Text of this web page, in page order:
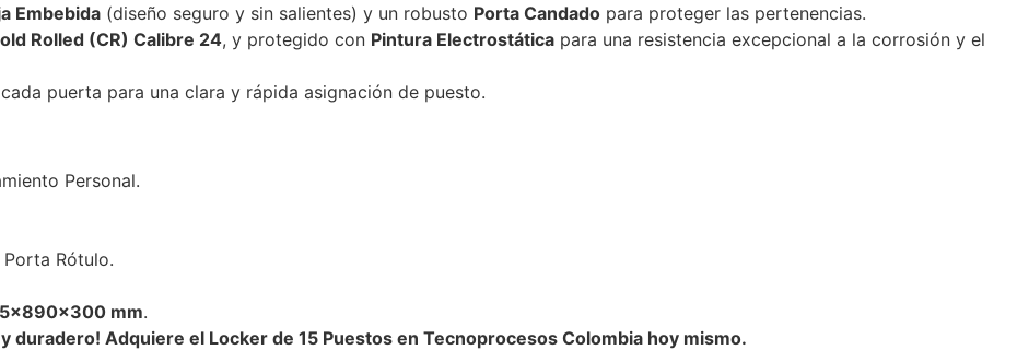
Embebida (diseño seguro y sin salientes) y un robusto Porta Candado para proteger las pertenencias.
Rolled (CR) Calibre 24, y protegido con Pintura Electrostática para una resistencia excepcional a la corrosión y el
puerta para una clara y rápida asignación de puesto.
Personal.
Rótulo.
×890×300 mm.
duradero! Adquiere el Locker de 15 Puestos en Tecnoprocesos Colombia hoy mismo.